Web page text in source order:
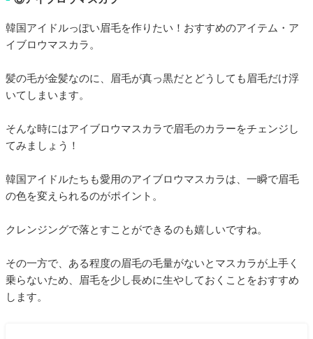
韓国アイドルっぽい眉毛を作りたい！おすすめのアイテム・ア
イブロウマスカラ。
髪の毛が金髪なのに、眉毛が真っ黒だとどうしても眉毛だけ浮
いてしまいます。
そんな時にはアイブロウマスカラで眉毛のカラーをチェンジし
てみましょう！
韓国アイドルたちも愛用のアイブロウマスカラは、一瞬で眉毛
の色を変えられるのがポイント。
クレンジングで落とすことができるのも嬉しいですね。
その一方で、ある程度の眉毛の毛量がないとマスカラが上手く
乗らないため、眉毛を少し長めに生やしておくことをおすすめ
します。